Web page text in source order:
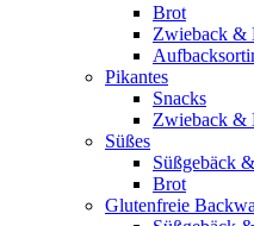
Brot
Zwieback &
Pikantes
Snacks
Zwieback &
Süßes
Süßgebäck
Brot
Glutenfreie